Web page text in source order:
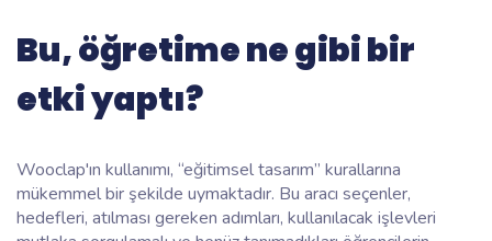
Bu, öğretime ne gibi bir
etki yaptı?
Wooclap'ın kullanımı, “eğitimsel tasarım” kurallarına
mükemmel bir şekilde uymaktadır. Bu aracı seçenler,
hedefleri, atılması gereken adımları, kullanılacak işlevleri